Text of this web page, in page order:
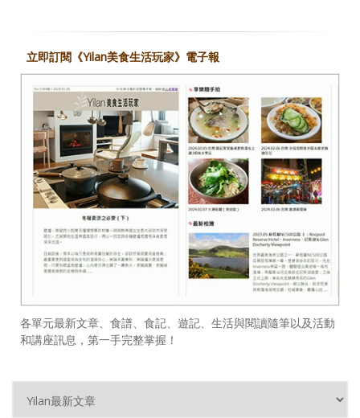
立即訂閱《Yilan美食生活玩家》電子報
各單元最新文章、食譜、食記、遊記、生活與閱讀隨筆以及活動
和講座訊息，第一手完整掌握！